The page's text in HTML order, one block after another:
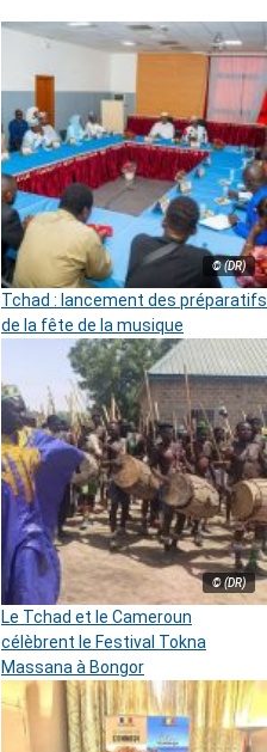
© (DR)
Tchad : lancement des préparatifs
de la fête de la musique
© (DR)
Le Tchad et le Cameroun
célèbrent le Festival Tokna
Massana à Bongor